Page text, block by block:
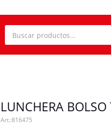
LUNCHERA BOLSO
816475